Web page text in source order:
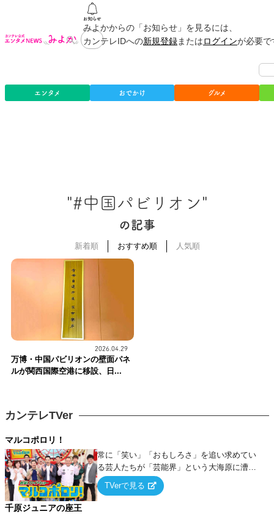
みよかからの「お知らせ」を見るには、
カンテレIDへの新規登録またはログインが必要
エンタメ おでかけ グルメ
"#中国パビリオン"
の記事
新着順 おすすめ順 人気順
2026.04.29
万博・中国パビリオンの壁面パネ
ルが関西国際空港に移設、日...
カンテレTVer
マルコポロリ！
常に「笑い」「おもしろさ」を追い求めてい
る芸人たちが「芸能界」という大海原に漕ぎ
出でて、新たなオモシロ人間を発掘する！
TVerで見る
千原ジュニアの座王